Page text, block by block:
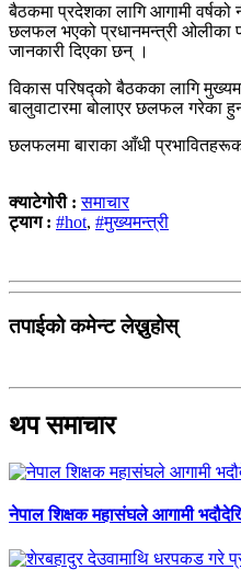
बैठकमा प्रदेशका लागि आगामी वर्षको
छलफल भएको प्रधानमन्त्री
जानकारी दिएका छन् ।
विकास परिषद्को बैठकका लागि
बालुवाटारमा बोलाएर छलफल गरेका
छलफलमा बाराका आँधी
क्याटेगोरी :समाचार
ट्याग : #hot, #मुख्यमन्त्री
तपाईको कमेन्ट लेख्नुहोस्
थप समाचार
नेपाल शिक्षक महासंघले आगामी